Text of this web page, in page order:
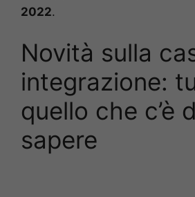
2022.
Novità sulla
integrazione:
quello che c’è
sapere